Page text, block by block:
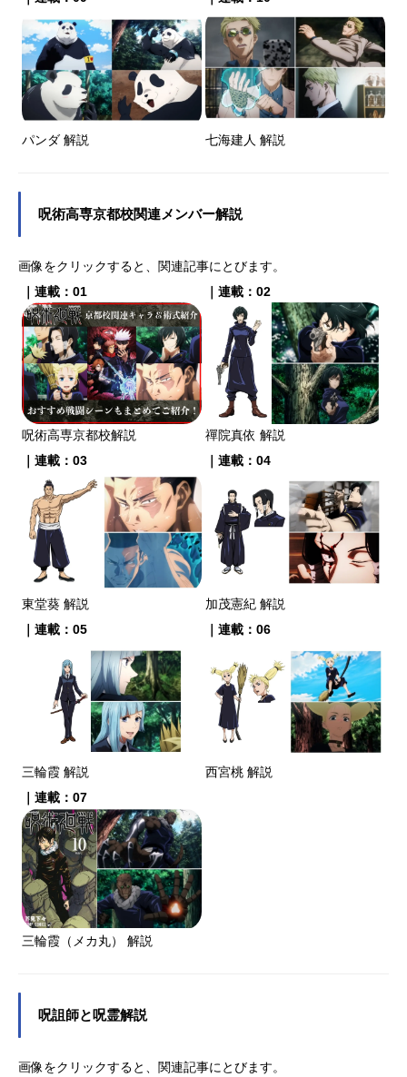
パンダ 解説 七海建人 解説
呪術高専京都校関連メンバー解説
画像をクリックすると、関連記事にとびます。
｜連載：01
呪術高専京都校解説
｜連載：02
禪院真依 解説
｜連載：03
東堂葵 解説
｜連載：04
加茂憲紀 解説
｜連載：05
三輪霞 解説
｜連載：06
西宮桃 解説
｜連載：07
三輪霞（メカ丸） 解説
呪詛師と呪霊解説
画像をクリックすると、関連記事にとびます。